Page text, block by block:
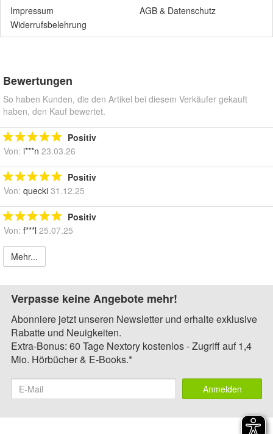
Impressum
AGB & Datenschutz
Widerrufsbelehrung
Bewertungen
So haben Kunden, die den Artikel bei diesem Verkäufer gekauft
haben, den Kauf bewertet.
Positiv
Von: i***n 23.03.26
Positiv
Von: quecki 31.12.25
Positiv
Von: f***l 25.07.25
Mehr...
Verpasse keine Angebote mehr!
Abonniere jetzt unseren Newsletter und erhalte exklusive
Rabatte und Neuigkeiten.
Extra-Bonus: 60 Tage Nextory kostenlos - Zugriff auf 1,4
Mio. Hörbücher & E-Books.*
Anmelden